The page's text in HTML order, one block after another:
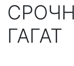
ГАГАТ